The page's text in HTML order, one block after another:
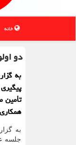
خانه
دو
به
به
جلسه